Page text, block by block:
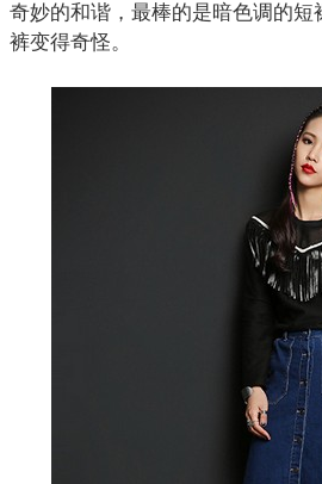
奇妙的和谐，最棒的是暗色调的短
裤变得奇怪。